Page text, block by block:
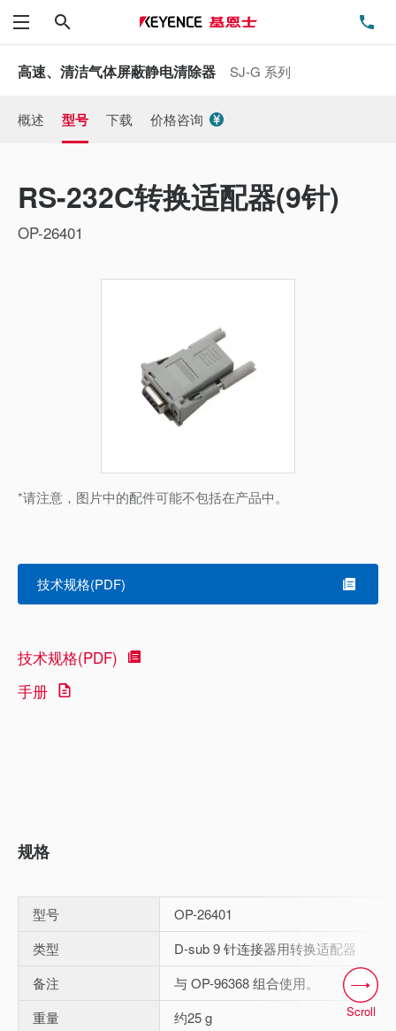
菜单
高速、清洁气体屏蔽静电清除器 SJ-G 系列
概述 型号 下载 价格咨询
RS-232C转换适配器(9针)
OP-26401
*请注意，图片中的配件可能不包括在产品中。
技术规格(PDF)
技术规格(PDF)
手册
规格
型号
OP-26401
类型
D-sub 9 针连接器用转换适配器
备注
与 OP-96368 组合使用。
重量
约25 g Scroll